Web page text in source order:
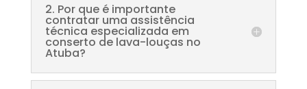
2. Por que é importante
contratar uma assistência
técnica especializada em
conserto de lava-louças no
Atuba?